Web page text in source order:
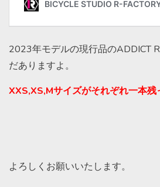
2023年モデルの現行品のADDICT
だありますよ。
XXS,XS,Mサイズがそれぞれ一本残
よろしくお願いいたします。